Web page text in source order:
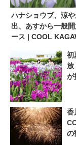
ハナショウブ、涼
出、あすから一般
ース | COOL
情報サイト
初
放
が
香
の